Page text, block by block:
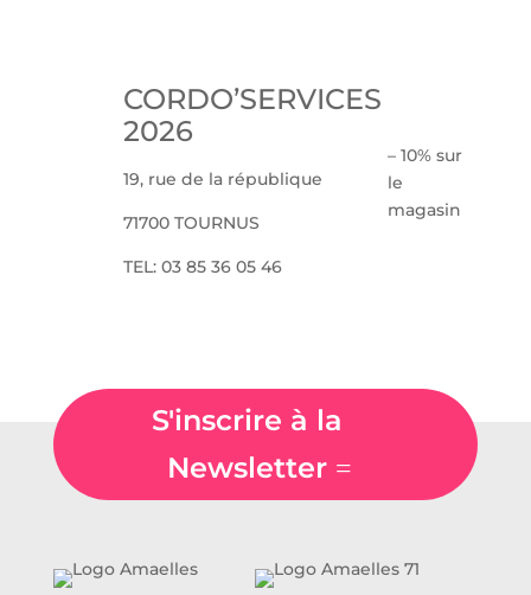
CORDO’SERVICES
2026
19, rue de la république
71700 TOURNUS
TEL: 03 85 36 05 46
– 10% sur
le
magasin
S'inscrire à la
Newsletter